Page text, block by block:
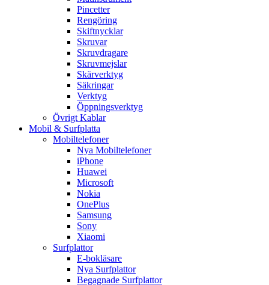
Pincetter
Rengöring
Skiftnycklar
Skruvar
Skruvdragare
Skruvmejslar
Skärverktyg
Säkringar
Verktyg
Öppningsverktyg
Övrigt Kablar
Mobil & Surfplatta
Mobiltelefoner
Nya Mobiltelefoner
iPhone
Huawei
Microsoft
Nokia
OnePlus
Samsung
Sony
Xiaomi
Surfplattor
E-bokläsare
Nya Surfplattor
Begagnade Surfplattor